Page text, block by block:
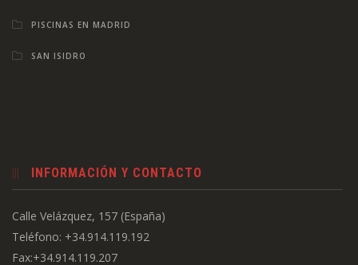
PISCINAS EN MADRID
SAN ISIDRO
INFORMACIÓN Y CONTACTO
Calle Velázquez, 157 (España)
Teléfono: +34.914.119.192
Fax:+34.914.119.207